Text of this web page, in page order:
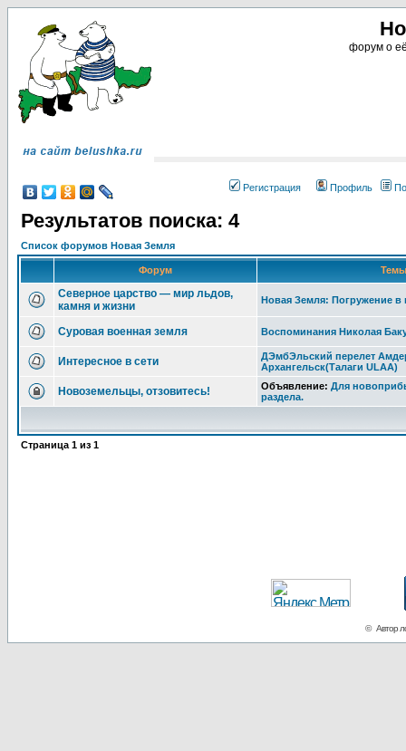
форум о
Регистрация Профиль
Результатов поиска: 4
Список форумов Новая Земля
Форум
Северное царство — мир льдов,
камня и жизни
Новая Земля: Погружение в
Суровая военная земля Воспоминания Николая
Интересное в сети
ДЭмбЭльский перелет
Архангельск(Талаги ULAA)
Новоземельцы, отзовитесь! Объявление: Для
раздела.
Страница 1 из 1
© Автор